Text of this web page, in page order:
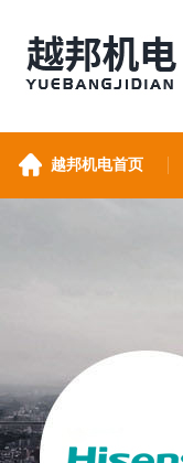
越邦机电首页